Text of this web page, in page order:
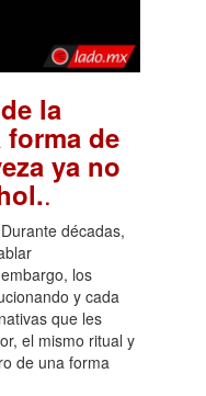
la
forma de
ya no
.
décadas,
los
y cada
que les
el mismo ritual y
de una forma